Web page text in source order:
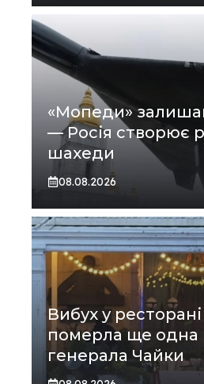
«Мопеди»
— Росія створює
шахеди
08.08.2026
Вибух у
померла ще одна
генерала Чайки